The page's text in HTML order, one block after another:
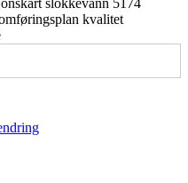
slokkevann 5174
kvalitet